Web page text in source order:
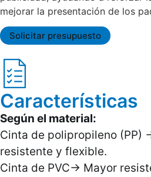
mejorar la presentación de los
Solicitar presupuesto
Características
Según el material:
Cinta de polipropileno (PP)
resistente y flexible.
Cinta de PVC→ Mayor